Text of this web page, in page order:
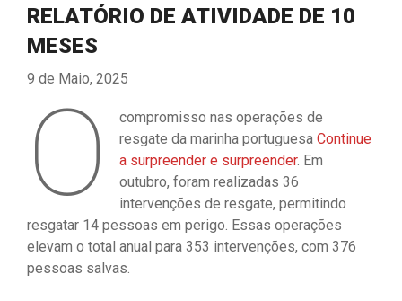
RELATÓRIO DE ATIVIDADE DE 10
MESES
9 de Maio, 2025
O
compromisso nas operações de
resgate da marinha portuguesaContinue
a surpreender e surpreender. Em
outubro, foram realizadas 36
intervenções de resgate, permitindo
resgatar 14 pessoas em perigo. Essas operações
elevam o total anual para 353 intervenções, com 376
pessoas salvas.